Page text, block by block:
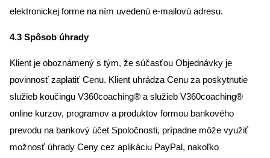
elektronickej forme na ním uvedenú e-mailovú adresu.
4.3 Spôsob úhrady
Klient je oboznámený s tým, že súčasťou Objednávky je
povinnosť zaplatiť Cenu. Klient uhrádza Cenu za poskytnutie
služieb koučingu V360coaching® a služieb V360coaching®
online kurzov, programov a produktov formou bankového
prevodu na bankový účet Spoločnosti, prípadne môže využiť
možnosť úhrady Ceny cez aplikáciu PayPal, nakoľko